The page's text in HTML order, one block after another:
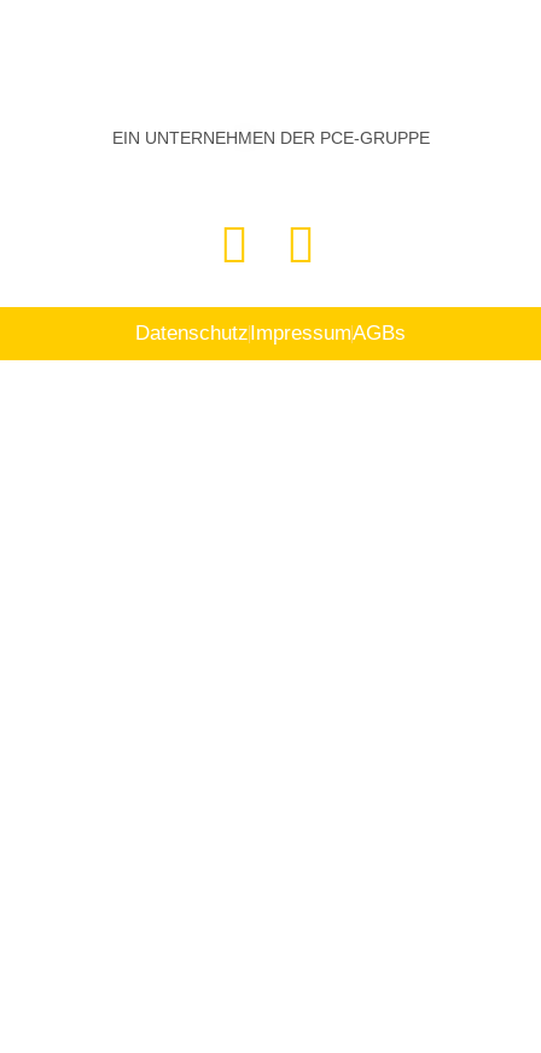
EIN UNTERNEHMEN DER PCE-GRUPPE
Datenschutz ImpressumAGBs